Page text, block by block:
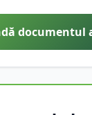
documentul